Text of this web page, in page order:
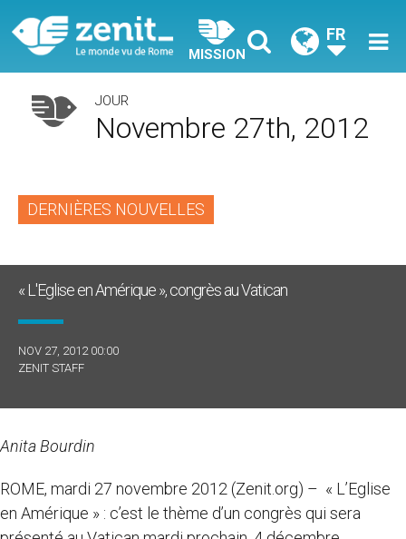
MISSION
FR
JOUR
Novembre 27th, 2012
DERNIÈRES NOUVELLES
« L'Eglise en Amérique », congrès au Vatican
NOV 27, 2012 00:00
ZENIT STAFF
Anita Bourdin
ROME, mardi 27 novembre 2012 (Zenit.org) – « L’Eglise
en Amérique » : c’est le thème d’un congrès qui sera